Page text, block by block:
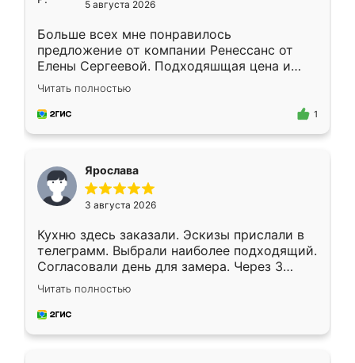
5 августа 2026
Больше всех мне понравилось
предложение от компании Ренессанс от
Елены Сергеевой. Подходяшщая цена и
короткие сроки изготовления. Приехавший
для замера сотрудник Владислав
предложил по моему эскизу самый
Читать полностью
1
Ярослава
3 августа 2026
Кухню здесь заказали. Эскизы прислали в
телеграмм. Выбрали наиболее подходящий.
Согласовали день для замера. Через 3
недели кухня была уже готова. Остались
довольны работой. Спасибо Ренессанс
мебель за качественную работу!
Читать полностью